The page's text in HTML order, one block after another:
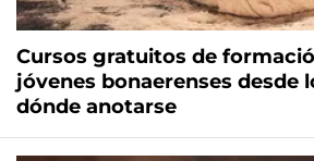
Cursos gratuitos de
jóvenes bonaerenses desde
dónde anotarse